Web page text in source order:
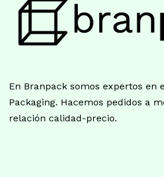
En Branpack somos expertos en
Packaging. Hacemos pedidos a
relación calidad-precio.